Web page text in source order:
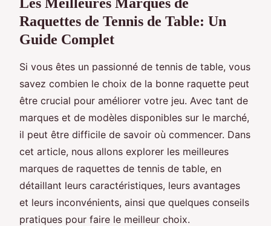
Raquettes de Tennis de Table: Un
Guide Complet
Si vous êtes un passionné de tennis de table, vous
savez combien le choix de la bonne raquette peut
être crucial pour améliorer votre jeu. Avec tant de
marques et de modèles disponibles sur le marché,
il peut être difficile de savoir où commencer. Dans
cet article, nous allons explorer les meilleures
marques de raquettes de tennis de table, en
détaillant leurs caractéristiques, leurs avantages
et leurs inconvénients, ainsi que quelques conseils
pratiques pour faire le meilleur choix.